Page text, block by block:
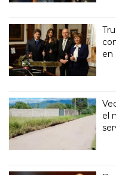
en
el